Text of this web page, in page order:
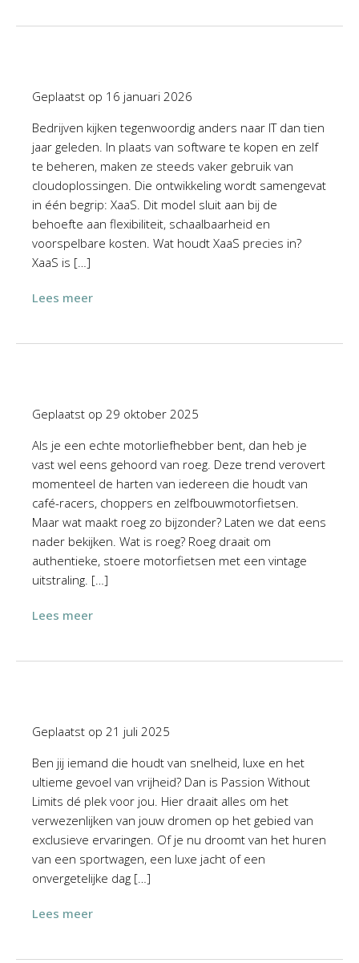
Geplaatst op 16 januari 2026
Bedrijven kijken tegenwoordig anders naar IT dan tien
jaar geleden. In plaats van software te kopen en zelf
te beheren, maken ze steeds vaker gebruik van
cloudoplossingen. Die ontwikkeling wordt samengevat
in één begrip: XaaS. Dit model sluit aan bij de
behoefte aan flexibiliteit, schaalbaarheid en
voorspelbare kosten. Wat houdt XaaS precies in?
XaaS is […]
Lees meer
Geplaatst op 29 oktober 2025
Als je een echte motorliefhebber bent, dan heb je
vast wel eens gehoord van roeg. Deze trend verovert
momenteel de harten van iedereen die houdt van
café-racers, choppers en zelfbouwmotorfietsen.
Maar wat maakt roeg zo bijzonder? Laten we dat eens
nader bekijken. Wat is roeg? Roeg draait om
authentieke, stoere motorfietsen met een vintage
uitstraling. […]
Lees meer
Geplaatst op 21 juli 2025
Ben jij iemand die houdt van snelheid, luxe en het
ultieme gevoel van vrijheid? Dan is Passion Without
Limits dé plek voor jou. Hier draait alles om het
verwezenlijken van jouw dromen op het gebied van
exclusieve ervaringen. Of je nu droomt van het huren
van een sportwagen, een luxe jacht of een
onvergetelijke dag […]
Lees meer